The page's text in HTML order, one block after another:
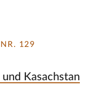
129
Kasachstan